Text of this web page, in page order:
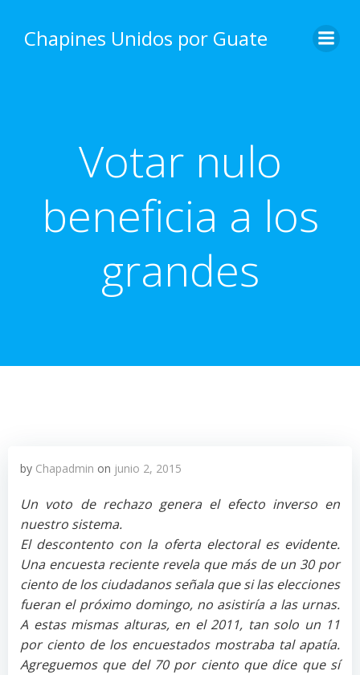
content
Chapines Unidos por Guate
Votar nulo
beneficia a los
grandes
by Chapadmin on junio 2, 2015
Un voto de rechazo genera el efecto inverso en
nuestro sistema.
El descontento con la oferta electoral es evidente.
Una encuesta reciente revela que más de un 30 por
ciento de los ciudadanos señala que si las elecciones
fueran el próximo domingo, no asistiría a las urnas.
A estas mismas alturas, en el 2011, tan solo un 11
por ciento de los encuestados mostraba tal apatía.
Agreguemos que del 70 por ciento que dice que sí